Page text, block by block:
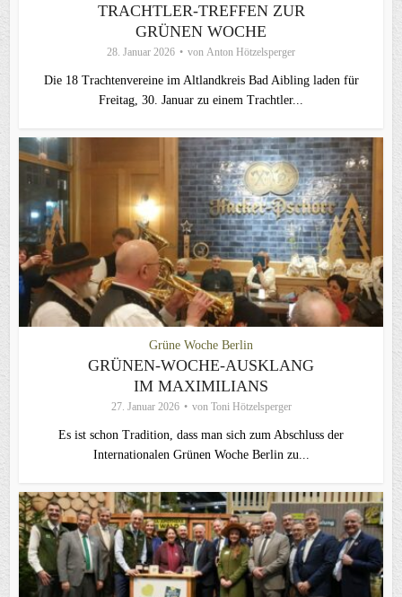
TRACHTLER-TREFFEN ZUR
GRÜNEN WOCHE
28. Januar 2026 von Anton Hötzelsperger
Die 18 Trachtenvereine im Altlandkreis Bad Aibling laden für
Freitag, 30. Januar zu einem Trachtler...
Grüne Woche Berlin
GRÜNEN-WOCHE-AUSKLANG
IM MAXIMILIANS
27. Januar 2026 von Toni Hötzelsperger
Es ist schon Tradition, dass man sich zum Abschluss der
Internationalen Grünen Woche Berlin zu...